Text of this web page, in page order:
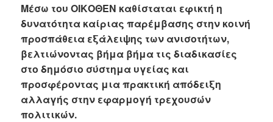
Μέσω του ΟΙΚΟΘΕΝ καθίσταται εφικτή η
δυνατότητα καίριας παρέμβασης στην κοινή
προσπάθεια εξάλειψης των ανισοτήτων,
βελτιώνοντας βήμα βήμα τις διαδικασίες
στο δημόσιο σύστημα υγείας και
προσφέροντας μια πρακτική απόδειξη
αλλαγής στην εφαρμογή τρεχουσών
πολιτικών.